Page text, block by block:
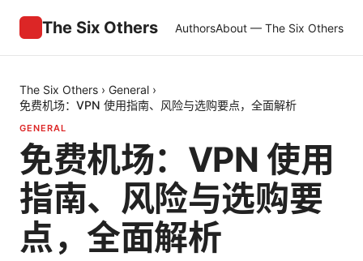
The Six Others AuthorsAbout — The Six Others
The Six Others › General ›
免费机场：VPN 使用指南、风险与选购要点，全面解析
GENERAL
免费机场：VPN 使用
指南、风险与选购要
点，全面解析